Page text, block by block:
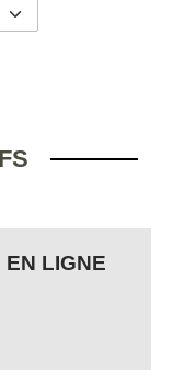
EN LIGNE